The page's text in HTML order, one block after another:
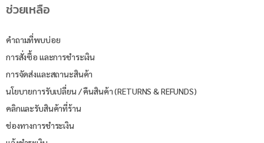
ช่วยเหลือ
คำถามที่พบบ่อย
การสั่งซื้อ และการชำระเงิน
การจัดส่งและสถานะสินค้า
นโยบายการรับเปลี่ยน / คืนสินค้า (RETURNS & REFUNDS)
คลิกและรับสินค้าที่ร้าน
ช่องทางการชำระเงิน